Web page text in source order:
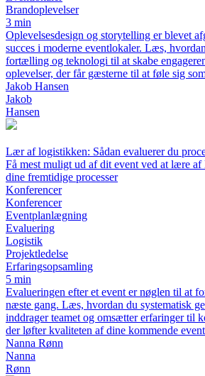
Brandoplevelser
3 min
Oplevelsesdesign og storytelling er blevet
succes i moderne eventlokaler. Læs,
fortælling og teknologi til at skabe
oplevelser, der får gæsterne til at føle sig
Jakob Hansen
Jakob
Hansen
Lær af logistikken: Sådan evaluerer du
Få mest muligt ud af dit event ved at lære
dine fremtidige processer
Konferencer
Konferencer
Eventplanlægning
Evaluering
Logistik
Projektledelse
Erfaringsopsamling
5 min
Evalueringen efter et event er nøglen til at
næste gang. Læs, hvordan du systematisk
inddrager teamet og omsætter erfaringer til
der løfter kvaliteten af dine kommende
Nanna Rønn
Nanna
Rønn